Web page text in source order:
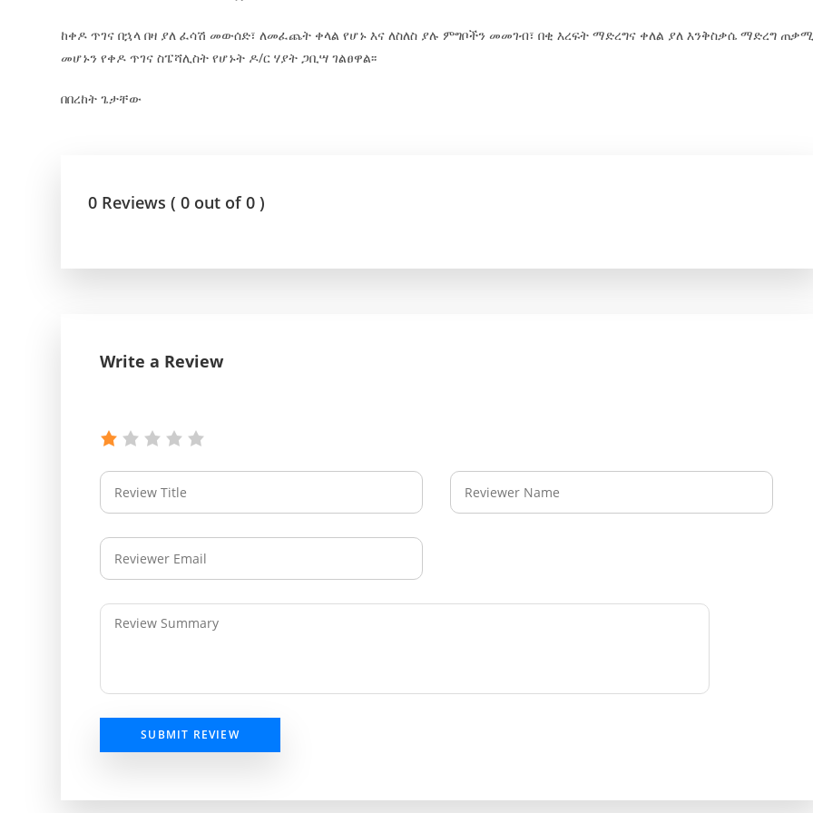
ከቀዶ ጥገና በኋላ በዛ ያለ ፈሳሽ መውሰድ፣ ለመፈጨት ቀላል የሆኑ እና ለስለስ ያሉ ምግቦችን መመገብ፣ በቂ እረፍት ማድረግና ቀለል ያለ እንቅስቃሴ ማድረግ
መሆኑን የቀዶ ጥገና ስፔሻሊስት የሆኑት ዶ/ር ሃያት ጋቢሣ ገልፀዋል፡፡
በበረከት ጌታቸው
0 Reviews ( 0 out of 0 )
Write a Review
SUBMIT REVIEW